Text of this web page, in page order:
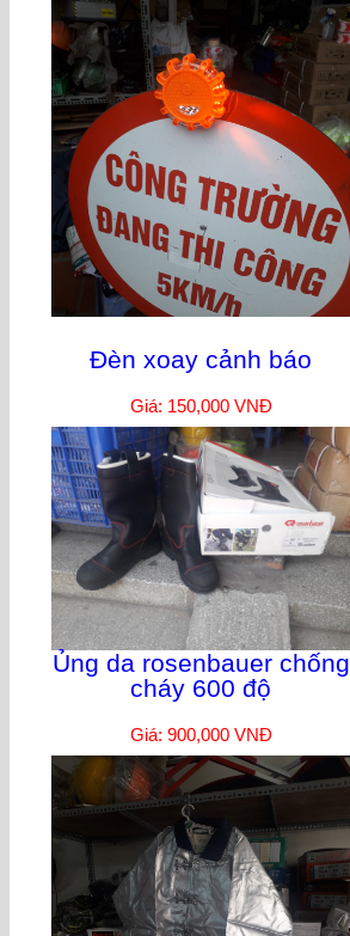
Đèn xoay cảnh báo
Giá: 150,000 VNĐ
Ủng da rosenbauer chống
cháy 600 độ
Giá: 900,000 VNĐ